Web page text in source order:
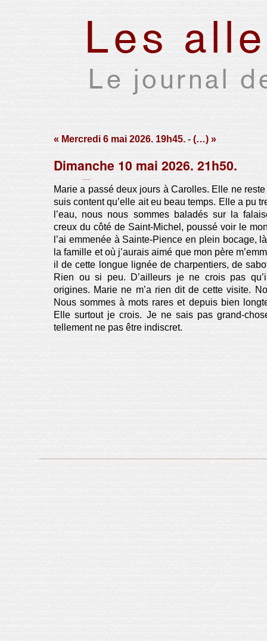
« Mercredi 6 mai 2026. 19h45. - (…) »
Dimanche 10 mai 2026. 21h50.
Marie a passé deux jours à Carolles. Elle ne
suis content qu’elle ait eu beau temps. Elle a pu
l’eau, nous nous sommes baladés sur la
creux du côté de Saint-Michel, poussé voir le
l’ai emmenée à Sainte-Pience en plein bocage,
la famille et où j’aurais aimé que mon père
il de cette longue lignée de charpentiers, de
Rien ou si peu. D’ailleurs je ne crois pas
origines. Marie ne m’a rien dit de cette visite.
Nous sommes à mots rares et depuis bien
Elle surtout je crois. Je ne sais pas grand-
tellement ne pas être indiscret.